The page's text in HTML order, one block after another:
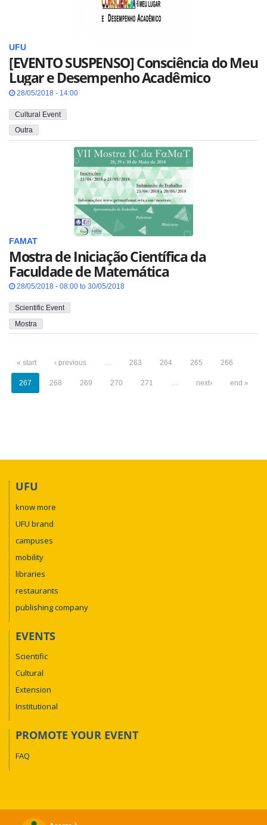
UFU
[EVENTO SUSPENSO] Consciência do Meu
Lugar e Desempenho Acadêmico
28/05/2018 - 14:00
Cultural Event
Outra
FAMAT
Mostra de Iniciação Científica da
Faculdade de Matemática
28/05/2018 - 08:00 to 30/05/2018
Scientific Event
Mostra
« start ‹ previous … 263 264 265 266
267 268 269 270 271 … next› end »
UFU
know more
UFU brand
campuses
mobility
libraries
restaurants
publishing company
EVENTS
Scientific
Cultural
Extension
Institutional
PROMOTE YOUR EVENT
FAQ